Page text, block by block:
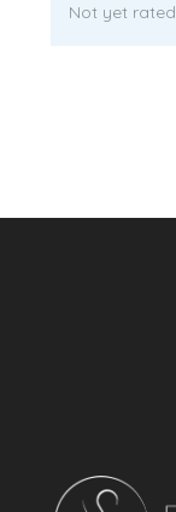
Not yet rated